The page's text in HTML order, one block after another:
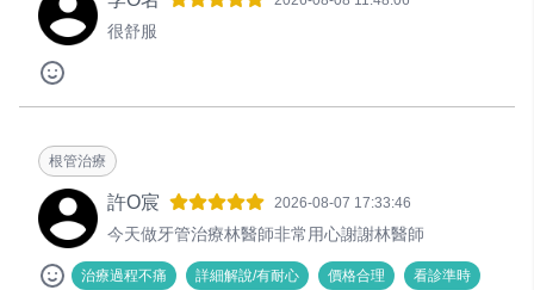
很舒服
根管治療
許O宸 2026-08-07 17:33:46
今天做牙管治療林醫師非常用心謝謝林醫師
治療過程不痛 詳細解說/有耐心 價格合理
看診準時